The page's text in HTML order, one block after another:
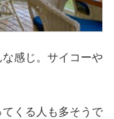
感じ。サイコーや
くる人も多そうで